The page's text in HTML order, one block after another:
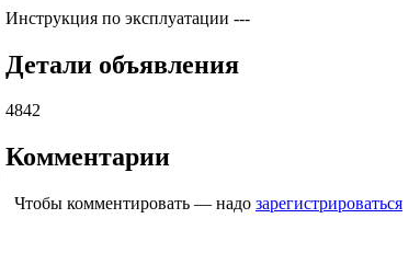
Инструкция по эксплуатации ---
Детали объявления
4842
Комментарии
Чтобы комментировать — надо зарегистрироваться